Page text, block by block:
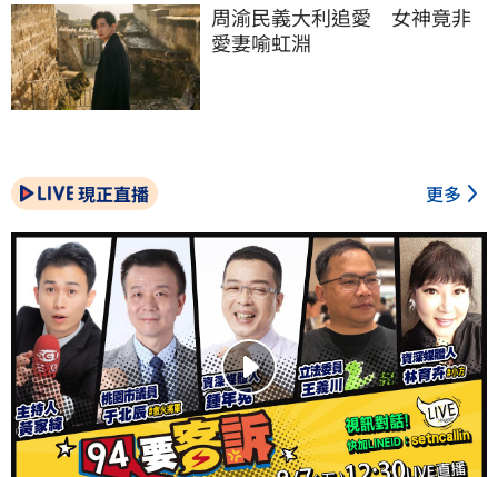
周渝民義大利追愛　女神竟非
愛妻喻虹淵
現正直播 更多